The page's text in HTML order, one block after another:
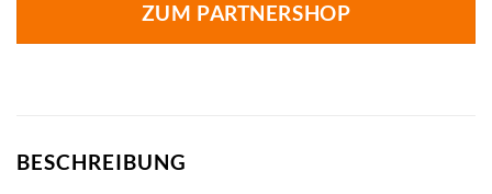
ZUM PARTNERSHOP
BESCHREIBUNG